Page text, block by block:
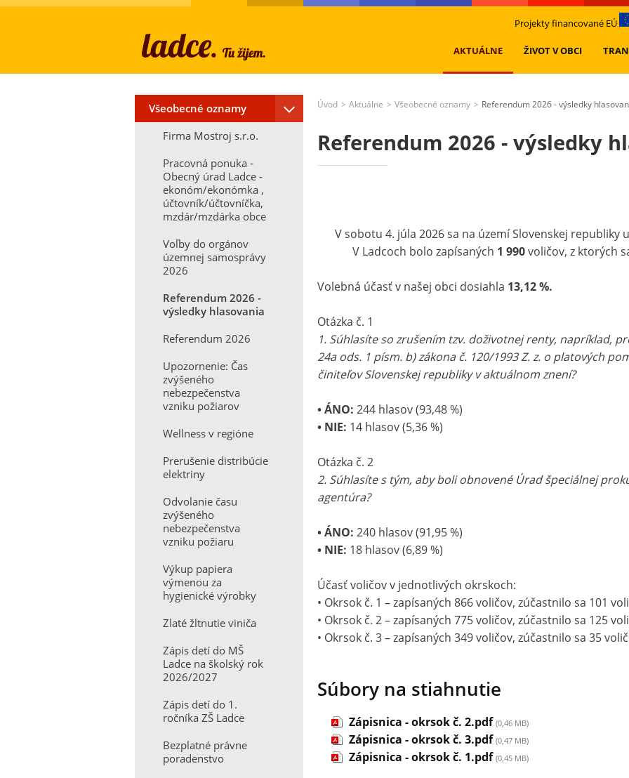
Projekty financované EÚ
AKTUÁLNE ŽIVOT V OBCI
Všeobecné oznamy
Firma Mostroj s.r.o.
Pracovná ponuka -
Obecný úrad Ladce -
ekonóm/ekonómka ,
účtovník/účtovníčka,
mzdár/mzdárka obce
Voľby do orgánov
územnej samosprávy
2026
Referendum 2026 -
výsledky hlasovania
Referendum 2026
Upozornenie: Čas
zvýšeného
nebezpečenstva
vzniku požiarov
Wellness v regióne
Prerušenie distribúcie
elektriny
Odvolanie času
zvýšeného
nebezpečenstva
vzniku požiaru
Výkup papiera
výmenou za
hygienické výrobky
Zlaté žltnutie viniča
Zápis detí do MŠ
Ladce na školský rok
2026/2027
Zápis detí do 1.
ročníka ZŠ Ladce
Bezplatné právne
poradenstvo
Úvod > Aktuálne > Všeobecné oznamy > Referendum 2026 - výsledky
Referendum 2026 - výsledky
V sobotu 4. júla 2026 sa na území Slovenskej republiky
V Ladcoch bolo zapísaných 1 990voličov, z ktorých
Volebná účasť v našej obci dosiahla 13,12 %.
Otázka č. 1
1. Súhlasíte so zrušením tzv. doživotnej renty, napríklad,
24a ods. 1 písm. b) zákona č. 120/1993 Z. z. o platových
činiteľov Slovenskej republiky v aktuálnom znení?
• ÁNO: 244 hlasov (93,48 %)
• NIE: 14 hlasov (5,36 %)
Otázka č. 2
2. Súhlasíte s tým, aby boli obnovené Úrad špeciálnej
agentúra?
• ÁNO: 240 hlasov (91,95 %)
• NIE: 18 hlasov (6,89 %)
Účasť voličov v jednotlivých okrskoch:
• Okrsok č. 1 – zapísaných 866 voličov, zúčastnilo sa 101
• Okrsok č. 2 – zapísaných 775 voličov, zúčastnilo sa 125
• Okrsok č. 3 – zapísaných 349 voličov, zúčastnilo sa 35
Súbory na stiahnutie
Zápisnica - okrsok č. 2.pdf (0,46 MB)
Zápisnica - okrsok č. 3.pdf (0,47 MB)
Zápisnica - okrsok č. 1.pdf (0,45 MB)